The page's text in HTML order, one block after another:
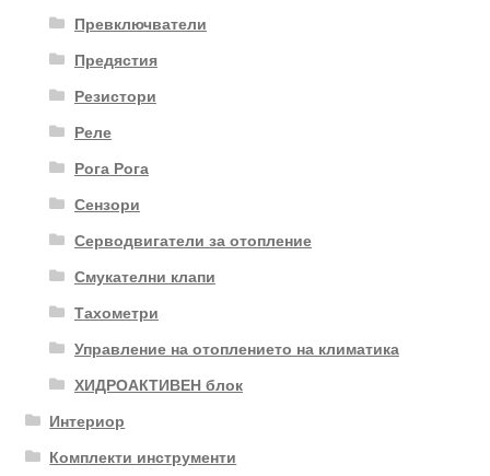
Превключватели
Предястия
Резистори
Реле
Рога Рога
Сензори
Серводвигатели за отопление
Смукателни клапи
Тахометри
Управление на отоплението на климатика
ХИДРОАКТИВЕН блок
Интериор
Комплекти инструменти